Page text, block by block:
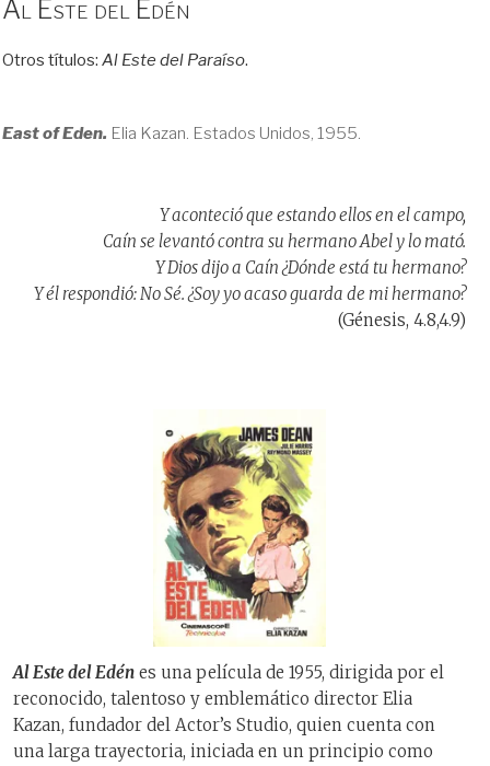
Al Este del Edén
Otros títulos: Al Este del Paraíso.
East of Eden. Elia Kazan. Estados Unidos, 1955.
Y aconteció que estando ellos en el campo,
Caín se levantó contra su hermano Abel y lo mató.
Y Dios dijo a Caín ¿Dónde está tu hermano?
Y él respondió: No Sé. ¿Soy yo acaso guarda de mi hermano?
(Génesis, 4.8,4.9)
Al Este del Edén es una película de 1955, dirigida por el
reconocido, talentoso y emblemático director Elia
Kazan, fundador del Actor’s Studio, quien cuenta con
una larga trayectoria, iniciada en un principio como